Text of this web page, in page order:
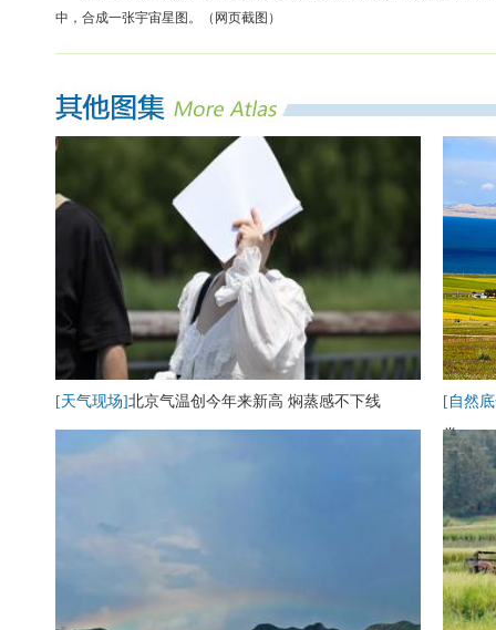
中，合成一张宇宙星图。（网页截图）
[天气现场]北京气温创今年来新高 焖蒸感不下线
[自然
卷